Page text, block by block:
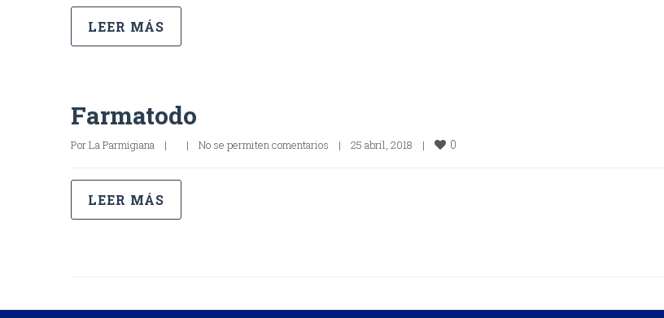
LEER MÁS
Farmatodo
Por La Parmigiana | | No se permiten comentarios | 25 abril, 2018 | 0
LEER MÁS